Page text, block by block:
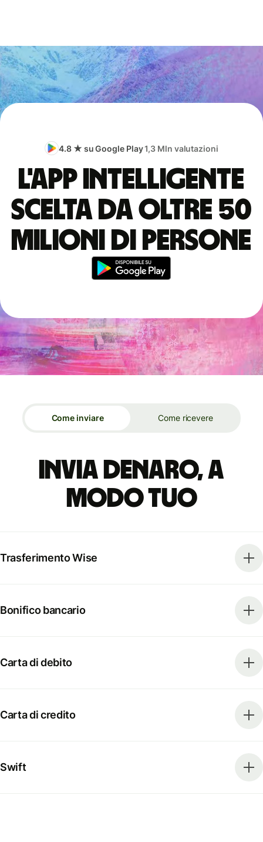
4.8 ★ su Google Play1,3 Mln valutazioni
L'app intelligente
scelta da oltre 50
milioni di persone
Come inviare Come ricevere
Invia denaro, a
modo tuo
Trasferimento Wise
Bonifico bancario
Carta di debito
Carta di credito
Swift